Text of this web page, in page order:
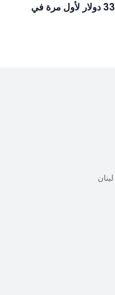
الذهب يخترق مستوى 3300 دولار لأول مرة في